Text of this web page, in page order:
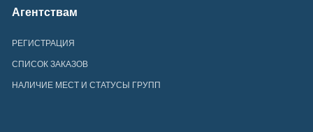
Агентствам
РЕГИСТРАЦИЯ
СПИСОК ЗАКАЗОВ
НАЛИЧИЕ МЕСТ И СТАТУСЫ ГРУПП